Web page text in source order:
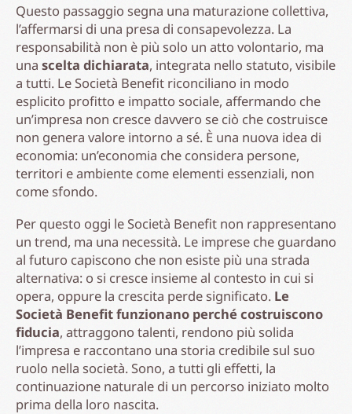
Questo passaggio segna una maturazione collettiva,
l’affermarsi di una presa di consapevolezza. La
responsabilità non è più solo un atto volontario, ma
una scelta dichiarata, integrata nello statuto, visibile
a tutti. Le Società Benefit riconciliano in modo
esplicito profitto e impatto sociale, affermando che
un’impresa non cresce davvero se ciò che costruisce
non genera valore intorno a sé. È una nuova idea di
economia: un’economia che considera persone,
territori e ambiente come elementi essenziali, non
come sfondo.
Per questo oggi le Società Benefit non rappresentano
un trend, ma una necessità. Le imprese che guardano
al futuro capiscono che non esiste più una strada
alternativa: o si cresce insieme al contesto in cui si
opera, oppure la crescita perde significato. Le
Società Benefit funzionano perché costruiscono
fiducia, attraggono talenti, rendono più solida
l’impresa e raccontano una storia credibile sul suo
ruolo nella società. Sono, a tutti gli effetti, la
continuazione naturale di un percorso iniziato molto
prima della loro nascita.